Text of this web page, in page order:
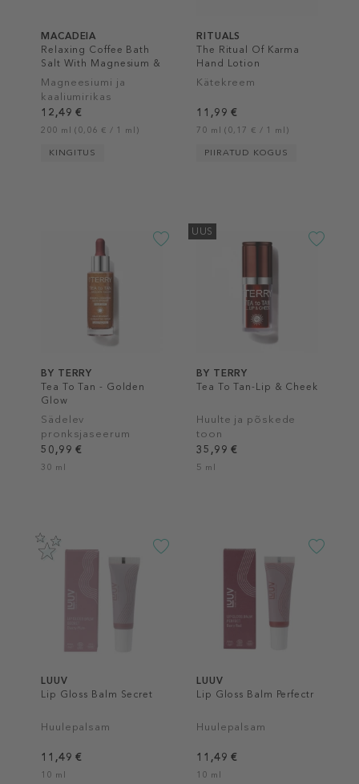
MACADEIA
Relaxing Coffee Bath
Salt With Magnesium &
Potassium
Magneesiumi ja
kaaliumirikas
vannisool
12,49 €
200 ml (0,06 € / 1 ml)
KINGITUS
RITUALS
The Ritual Of Karma
Hand Lotion
Kätekreem
11,99 €
70 ml (0,17 € / 1 ml)
PIIRATUD KOGUS
BY TERRY
Tea To Tan - Golden
Glow
Sädelev
pronksjaseerum
50,99 €
30 ml
UUS
BY TERRY
Tea To Tan-Lip & Cheek
Huulte ja põskede
toon
35,99 €
5 ml
LUUV
Lip Gloss Balm Secret
Huulepalsam
11,49 €
10 ml
LUUV
Lip Gloss Balm Perfectr
Huulepalsam
11,49 €
10 ml